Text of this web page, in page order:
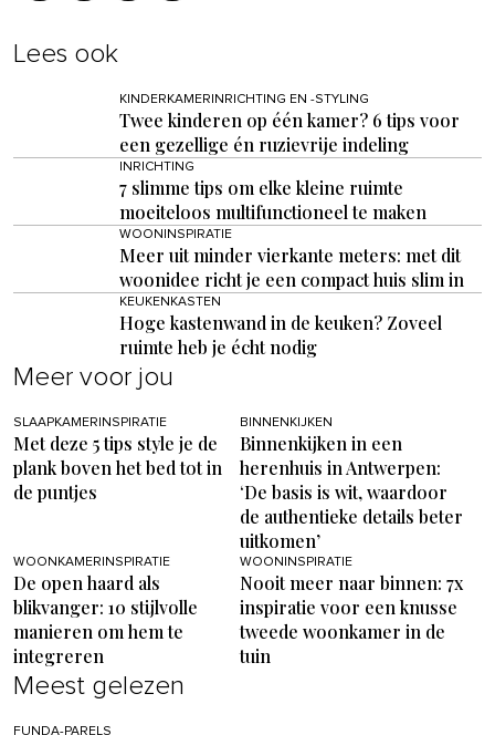
Lees ook
KINDERKAMERINRICHTING EN -STYLING
Twee kinderen op één kamer? 6 tips voor
een gezellige én ruzievrije indeling
INRICHTING
7 slimme tips om elke kleine ruimte
moeiteloos multifunctioneel te maken
WOONINSPIRATIE
Meer uit minder vierkante meters: met dit
woonidee richt je een compact huis slim in
KEUKENKASTEN
Hoge kastenwand in de keuken? Zoveel
ruimte heb je écht nodig
Meer voor jou
SLAAPKAMERINSPIRATIE
Met deze 5 tips style je de
plank boven het bed tot in
de puntjes
BINNENKIJKEN
Binnenkijken in een
herenhuis in Antwerpen:
‘De basis is wit, waardoor
de authentieke details beter
uitkomen’
WOONKAMERINSPIRATIE
De open haard als
blikvanger: 10 stijlvolle
manieren om hem te
integreren
WOONINSPIRATIE
Nooit meer naar binnen: 7x
inspiratie voor een knusse
tweede woonkamer in de
tuin
Meest gelezen
FUNDA-PARELS